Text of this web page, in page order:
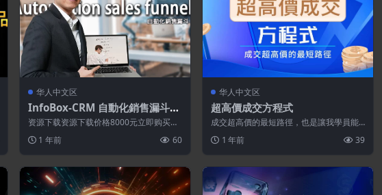
华人中文区
InfoBox-CRM 自動化銷售漏斗
(發報平台)
资源下载资源下载价格8000元立即购买特
源...1 年前 60
华人中文区
超高價成交方程式
成交超高價的最短路徑，也是讓我學員能
操作...1 年前 39